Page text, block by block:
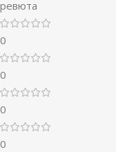
ревюта
0
0
0
0